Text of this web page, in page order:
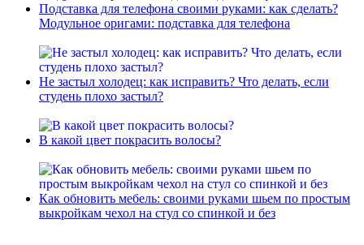
Подставка для телефона своими руками: как сделать?
Модульное оригами: подставка для телефона
Не застыл холодец: как исправить? Что делать, если
студень плохо застыл?
В какой цвет покрасить волосы?
Как обновить мебель: своими руками шьем по простым
выкройкам чехол на стул со спинкой и без